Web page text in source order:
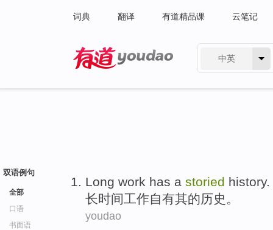
词典 翻译 有道精品课 云笔记
中英
双语例句
全部
口语
书面语
Long work has a storied history.
长时间工作自有其的历史 。
youdao